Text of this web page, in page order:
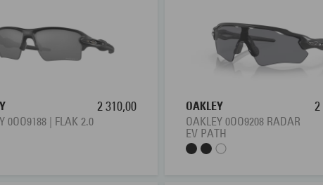
med progressive glass? Interoptik har et rikt utvalg
besøk din nærmeste Interoptik-butikk for å kjøpe solbriller
0OO9188 | FLAK 2.0
2 310,00
OAKLEY
OAKLEY 0OO9208 RADAR
EV PATH
2